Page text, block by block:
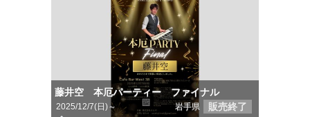
藤井空 本厄パーティー ファイナル
2025/12/7(日)～ 岩手県 販売終了